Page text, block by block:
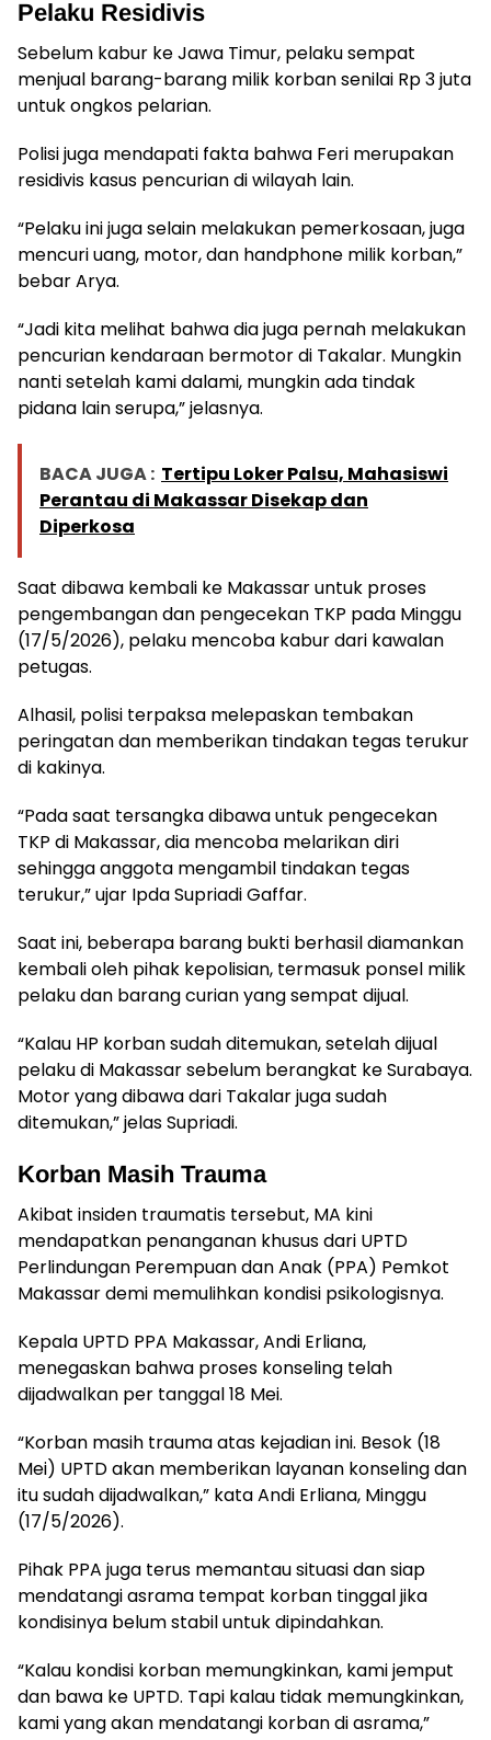
Pelaku Residivis
Sebelum kabur ke Jawa Timur, pelaku sempat
menjual barang-barang milik korban senilai Rp 3 juta
untuk ongkos pelarian.
Polisi juga mendapati fakta bahwa Feri merupakan
residivis kasus pencurian di wilayah lain.
“Pelaku ini juga selain melakukan pemerkosaan, juga
mencuri uang, motor, dan handphone milik korban,”
bebar Arya.
“Jadi kita melihat bahwa dia juga pernah melakukan
pencurian kendaraan bermotor di Takalar. Mungkin
nanti setelah kami dalami, mungkin ada tindak
pidana lain serupa,” jelasnya.
BACA JUGA : Tertipu Loker Palsu, Mahasiswi
Perantau di Makassar Disekap dan
Diperkosa
Saat dibawa kembali ke Makassar untuk proses
pengembangan dan pengecekan TKP pada Minggu
(17/5/2026), pelaku mencoba kabur dari kawalan
petugas.
Alhasil, polisi terpaksa melepaskan tembakan
peringatan dan memberikan tindakan tegas terukur
di kakinya.
“Pada saat tersangka dibawa untuk pengecekan
TKP di Makassar, dia mencoba melarikan diri
sehingga anggota mengambil tindakan tegas
terukur,” ujar Ipda Supriadi Gaffar.
Saat ini, beberapa barang bukti berhasil diamankan
kembali oleh pihak kepolisian, termasuk ponsel milik
pelaku dan barang curian yang sempat dijual.
“Kalau HP korban sudah ditemukan, setelah dijual
pelaku di Makassar sebelum berangkat ke Surabaya.
Motor yang dibawa dari Takalar juga sudah
ditemukan,” jelas Supriadi.
Korban Masih Trauma
Akibat insiden traumatis tersebut, MA kini
mendapatkan penanganan khusus dari UPTD
Perlindungan Perempuan dan Anak (PPA) Pemkot
Makassar demi memulihkan kondisi psikologisnya.
Kepala UPTD PPA Makassar, Andi Erliana,
menegaskan bahwa proses konseling telah
dijadwalkan per tanggal 18 Mei.
“Korban masih trauma atas kejadian ini. Besok (18
Mei) UPTD akan memberikan layanan konseling dan
itu sudah dijadwalkan,” kata Andi Erliana, Minggu
(17/5/2026).
Pihak PPA juga terus memantau situasi dan siap
mendatangi asrama tempat korban tinggal jika
kondisinya belum stabil untuk dipindahkan.
“Kalau kondisi korban memungkinkan, kami jemput
dan bawa ke UPTD. Tapi kalau tidak memungkinkan,
kami yang akan mendatangi korban di asrama,”